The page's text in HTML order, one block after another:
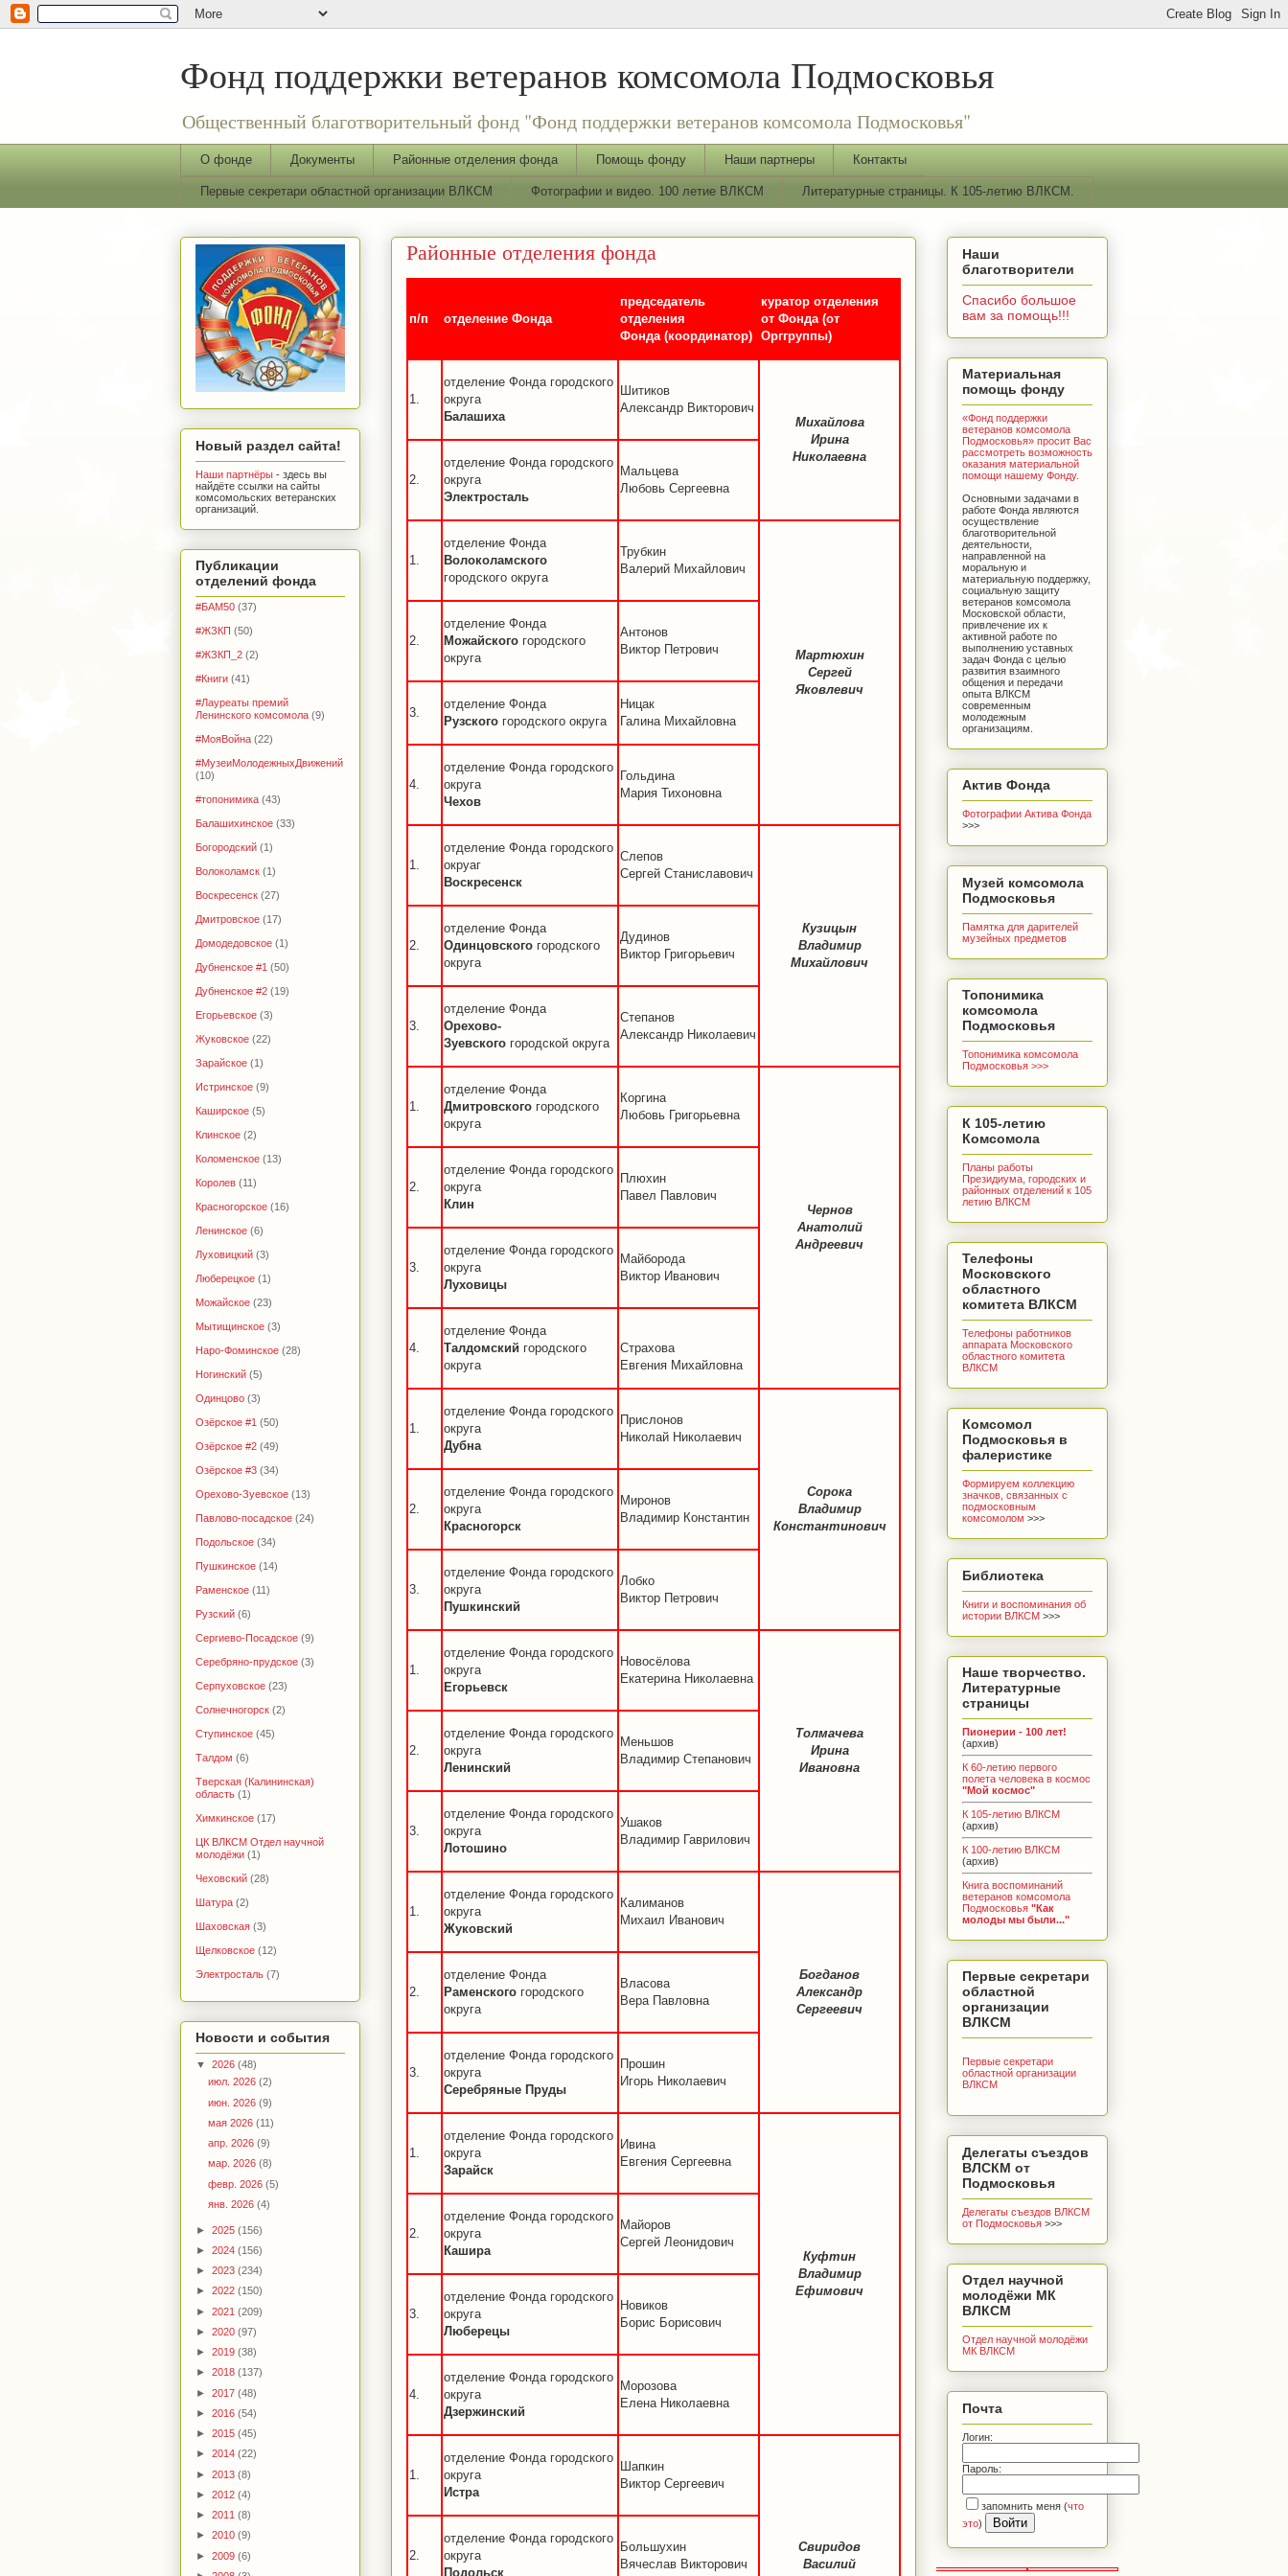
Фонд поддержки ветеранов комсомола Подмосковья
Общественный благотворительный фонд "Фонд поддержки ветеранов комсомола Подмосковья"
О фонде Документы Районные отделения фонда Помощь фонду Наши партнеры Контакты
Первые секретари областной организации ВЛКСМ Фотографии и видео. 100 летие ВЛКСМ Литературные страницы. К 105-летию ВЛКСМ.
Районные отделения фонда
п/п отделение Фонда
председатель
отделения
Фонда (координатор)
куратор отделения
от Фонда (от
Орггруппы)
1.
отделение Фонда городского
округа
Балашиха
Шитиков
Александр Викторович
Михайлова
Ирина
Николаевна
2.
отделение Фонда городского
округа
Электросталь
Мальцева
Любовь Сергеевна
1.
отделение Фонда
Волоколамского
городского округа
Трубкин
Валерий Михайлович
Мартюхин
Сергей
Яковлевич
2.
отделение Фонда
Можайского городского
округа
Антонов
Виктор Петрович
3.
отделение Фонда
Рузского городского округа
Ницак
Галина Михайловна
4.
отделение Фонда городского
округа
Чехов
Гольдина
Мария Тихоновна
1.
отделение Фонда городского
окруаг
Воскресенск
Слепов
Сергей Станиславович
Кузицын
Владимир
Михайлович
2.
отделение Фонда
Одинцовского городского
округа
Дудинов
Виктор Григорьевич
3.
отделение Фонда
Орехово-
Зуевского городской округа
Степанов
Александр Николаевич
1.
отделение Фонда
Дмитровского городского
округа
Коргина
Любовь Григорьевна
Чернов
Анатолий
Андреевич
2.
отделение Фонда городского
округа
Клин
Плюхин
Павел Павлович
3.
отделение Фонда городского
округа
Луховицы
Майборода
Виктор Иванович
4.
отделение Фонда
Талдомский городского
округа
Страхова
Евгения Михайловна
1.
отделение Фонда городского
округа
Дубна
Прислонов
Николай Николаевич
Сорока
Владимир
Константинович
2.
отделение Фонда городского
округа
Красногорск
Миронов
Владимир Константин
3.
отделение Фонда городского
округа
Пушкинский
Лобко
Виктор Петрович
1.
отделение Фонда городского
округа
Егорьевск
Новосёлова
Екатерина Николаевна
Толмачева
Ирина
Ивановна
2.
отделение Фонда городского
округа
Ленинский
Меньшов
Владимир Степанович
3.
отделение Фонда городского
округа
Лотошино
Ушаков
Владимир Гаврилович
1.
отделение Фонда городского
округа
Жуковский
Калиманов
Михаил Иванович
Богданов
Александр
Сергеевич
2.
отделение Фонда
Раменского городского
округа
Власова
Вера Павловна
3.
отделение Фонда городского
округа
Серебряные Пруды
Прошин
Игорь Николаевич
1.
отделение Фонда городского
округа
Зарайск
Ивина
Евгения Сергеевна
Куфтин
Владимир
Ефимович
2.
отделение Фонда городского
округа
Кашира
Майоров
Сергей Леонидович
3.
отделение Фонда городского
округа
Люберецы
Новиков
Борис Борисович
4.
отделение Фонда городского
округа
Дзержинский
Морозова
Елена Николаевна
1.
отделение Фонда городского
округа
Истра
Шапкин
Виктор Сергеевич
Свиридов
Василий
2.
отделение Фонда городского
округа
Подольск
Большухин
Вячеслав Викторович
Новый раздел сайта!
Наши партнёры - здесь вы
найдёте ссылки на сайты
комсомольских ветеранских
организаций.
Публикации
отделений фонда
#БАМ50 (37)
#ЖЗКП (50)
#ЖЗКП_2 (2)
#Книги (41)
#Лауреаты премий
Ленинского комсомола (9)
#МояВойна (22)
#МузеиМолодежныхДвижений
(10)
#топонимика (43)
Балашихинское (33)
Богородский (1)
Волоколамск (1)
Воскресенск (27)
Дмитровское (17)
Домодедовское (1)
Дубненское #1 (50)
Дубненское #2 (19)
Егорьевское (3)
Жуковское (22)
Зарайское (1)
Истринское (9)
Каширское (5)
Клинское (2)
Коломенское (13)
Королев (11)
Красногорское (16)
Ленинское (6)
Луховицкий (3)
Люберецкое (1)
Можайское (23)
Мытищинское (3)
Наро-Фоминское (28)
Ногинский (5)
Одинцово (3)
Озёрское #1 (50)
Озёрское #2 (49)
Озёрское #3 (34)
Орехово-Зуевское (13)
Павлово-посадское (24)
Подольское (34)
Пушкинское (14)
Раменское (11)
Рузский (6)
Сергиево-Посадское (9)
Серебряно-прудское (3)
Серпуховское (23)
Солнечногорск (2)
Ступинское (45)
Талдом (6)
Тверская (Калининская)
область (1)
Химкинское (17)
ЦК ВЛКСМ Отдел научной
молодёжи (1)
Чеховский (28)
Шатура (2)
Шаховская (3)
Щелковское (12)
Электросталь (7)
Новости и события
▼ 2026 (48)
июл. 2026(2)
июн. 2026(9)
мая 2026(11)
апр. 2026(9)
мар. 2026(8)
февр. 2026(5)
янв. 2026(4)
► 2025 (156)
► 2024 (156)
► 2023 (234)
► 2022 (150)
► 2021 (209)
► 2020 (97)
► 2019 (38)
► 2018 (137)
► 2017 (48)
► 2016 (54)
► 2015 (45)
► 2014 (22)
► 2013 (8)
► 2012 (4)
► 2011 (8)
► 2010 (9)
► 2009 (6)
Наши
благотворители
Спасибо большое
вам за помощь!!!
Материальная
помощь фонду
«Фонд поддержки
ветеранов комсомола
Подмосковья» просит Вас
рассмотреть возможность
оказания материальной
помощи нашему Фонду.
Основными задачами в
работе Фонда являются
осуществление
благотворительной
деятельности,
направленной на
моральную и
материальную поддержку,
социальную защиту
ветеранов комсомола
Московской области,
привлечение их к
активной работе по
выполнению уставных
задач Фонда с целью
развития взаимного
общения и передачи
опыта ВЛКСМ
современным
молодежным
организациям.
Актив Фонда
Фотографии Актива Фонда
>>>
Музей комсомола
Подмосковья
Памятка для дарителей
музейных предметов
Топонимика
комсомола
Подмосковья
Топонимика комсомола
Подмосковья >>>
К 105-летию
Комсомола
Планы работы
Президиума, городских и
районных отделений к 105
летию ВЛКСМ
Телефоны
Московского
областного
комитета ВЛКСМ
Телефоны работников
аппарата Московского
областного комитета
ВЛКСМ
Комсомол
Подмосковья в
фалеристике
Формируем коллекцию
значков, связанных с
подмосковным
комсомолом >>>
Библиотека
Книги и воспоминания об
истории ВЛКСМ >>>
Наше творчество.
Литературные
страницы
Пионерии - 100 лет!
(архив)
К 60-летию первого
полета человека в космос
"Мой космос"
К 105-летию ВЛКСМ
(архив)
К 100-летию ВЛКСМ
(архив)
Книга воспоминаний
ветеранов комсомола
Подмосковья "Как
молоды мы были..."
Первые секретари
областной
организации
ВЛКСМ
Первые секретари
областной организации
ВЛКСМ
Делегаты съездов
ВЛСКМ от
Подмосковья
Делегаты съездов ВЛКСМ
от Подмосковья >>>
Отдел научной
молодёжи МК
ВЛКСМ
Отдел научной молодёжи
МК ВЛКСМ
Почта
Логин:
Пароль:
запомнить меня (что
это)